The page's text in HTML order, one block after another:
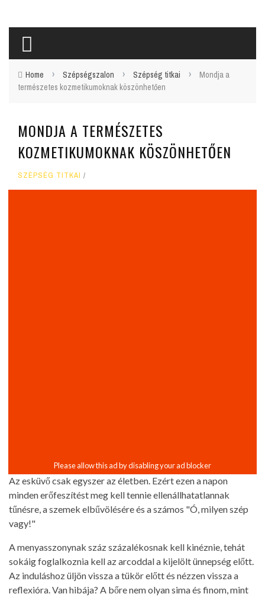
Home › Szépségszalon › Szépség titkai ›
Mondja a
természetes kozmetikumoknak köszönhetően
MONDJA A TERMÉSZETES
KOZMETIKUMOKNAK KÖSZÖNHETŐEN
SZÉPSÉG TITKAI
Az esküvő csak egyszer az életben. Ezért ezen a napon
minden erőfeszítést meg kell tennie ellenállhatatlannak
tűnésre, a szemek elbűvölésére és a számos "Ó, milyen szép
vagy!"
A menyasszonynak száz százalékosnak kell kinéznie, tehát
sokáig foglalkoznia kell az arcoddal a kijelölt ünnepség előtt.
Az induláshoz üljön vissza a tükör előtt és nézzen vissza a
reflexióra. Van hibája? A bőre nem olyan sima és finom, mint